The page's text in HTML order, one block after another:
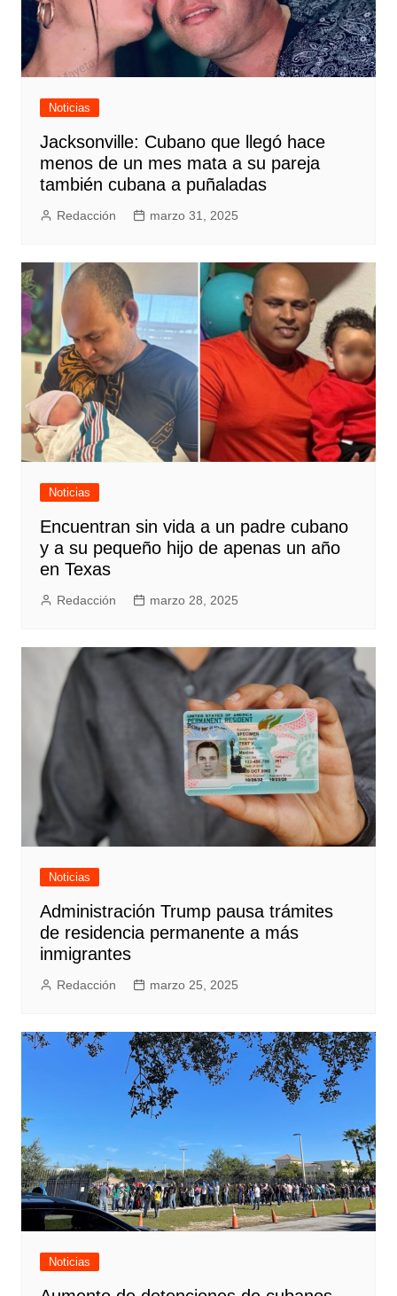
Noticias
Jacksonville: Cubano que llegó hace
menos de un mes mata a su pareja
también cubana a puñaladas
Redacción marzo 31, 2025
Noticias
Encuentran sin vida a un padre cubano
y a su pequeño hijo de apenas un año
en Texas
Redacción marzo 28, 2025
Noticias
Administración Trump pausa trámites
de residencia permanente a más
inmigrantes
Redacción marzo 25, 2025
Noticias